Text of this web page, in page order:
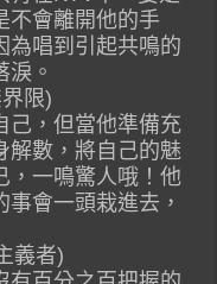
不會離開他的手
為唱到引起共鳴的
。
限)
己，但當他準備充
解數，將自己的魅
，一鳴驚人哦！他
會一頭栽進去，
義者)